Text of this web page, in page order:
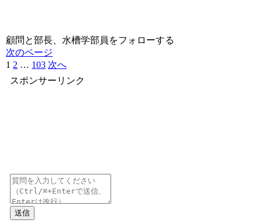
顧問と部長、水槽学部員をフォローする
次のページ
1 2 … 103 次へ
スポンサーリンク
送信